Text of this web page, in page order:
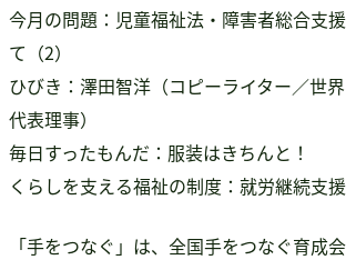
今月の問題：児童福祉法・障害者総合支
て（2）
ひびき：澤田智洋（コピーライター／世
代表理事）
毎日すったもんだ：服装はきちんと！
くらしを支える福祉の制度：就労継続支
「手をつなぐ」は、全国手をつなぐ育成